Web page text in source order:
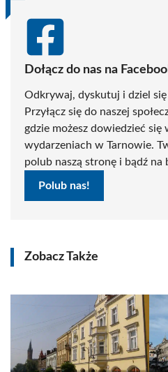
Dołącz do nas na
Odkrywaj, dyskutuj i dziel
Przyłącz się do naszej
gdzie możesz dowiedzieć się
wydarzeniach w Tarnowie.
polub naszą stronę i bądź na
Polub nas!
Zobacz Także